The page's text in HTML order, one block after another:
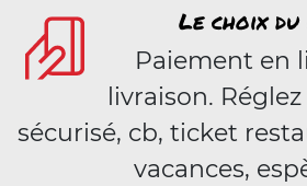
Le choix du
Paiement en
livraison.
sécurisé, cb, ticket
vacances,